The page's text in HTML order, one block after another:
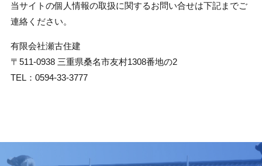
当サイトの個人情報の取扱に関するお問い合せは下記までご
連絡ください。
有限会社瀬古住建
〒511-0938 三重県桑名市友村1308番地の2
TEL：0594-33-3777